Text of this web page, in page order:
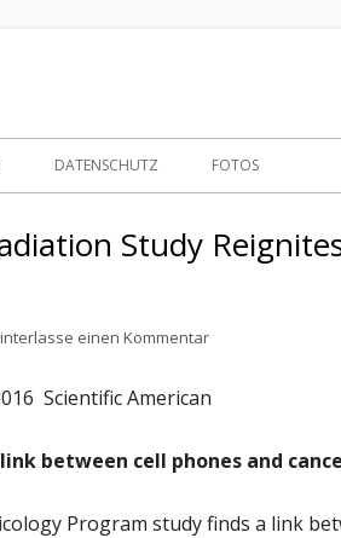
DIOXIN
LÄRM
NANOTECHNOLOGIE
UMWELTKRANK?
ADHS
VORTRÄGE
NEWSLETTER-130
DATENSCHUTZ FOTOS
Study
einen Kommentarzu Major Cell
Scientific American
between cell phones and
Program study finds a link